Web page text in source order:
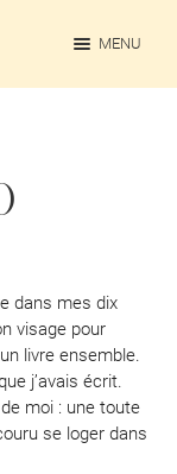
MENU
dans mes dix
visage pour
livre ensemble.
j’avais écrit.
moi : une toute
se loger dans